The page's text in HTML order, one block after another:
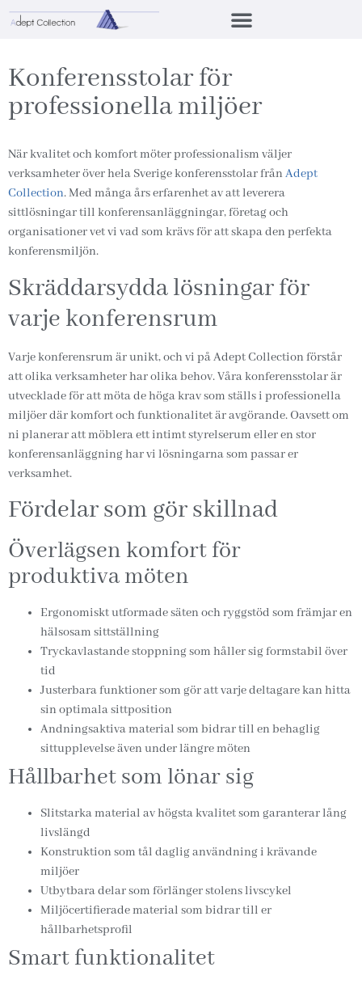
Konferensstolar för
professionella miljöer
När kvalitet och komfort möter professionalism väljer
verksamheter över hela Sverige konferensstolar frånAdept
Collection. Med många års erfarenhet av att leverera
sittlösningar till konferensanläggningar, företag och
organisationer vet vi vad som krävs för att skapa den perfekta
konferensmiljön.
Skräddarsydda lösningar för
varje konferensrum
Varje konferensrum är unikt, och vi på Adept Collection förstår
att olika verksamheter har olika behov. Våra konferensstolar är
utvecklade för att möta de höga krav som ställs i professionella
miljöer där komfort och funktionalitet är avgörande. Oavsett om
ni planerar att möblera ett intimt styrelserum eller en stor
konferensanläggning har vi lösningarna som passar er
verksamhet.
Fördelar som gör skillnad
Överlägsen komfort för
produktiva möten
Ergonomiskt utformade säten och ryggstöd som främjar en
hälsosam sittställning
Tryckavlastande stoppning som håller sig formstabil över
tid
Justerbara funktioner som gör att varje deltagare kan hitta
sin optimala sittposition
Andningsaktiva material som bidrar till en behaglig
sittupplevelse även under längre möten
Hållbarhet som lönar sig
Slitstarka material av högsta kvalitet som garanterar lång
livslängd
Konstruktion som tål daglig användning i krävande
miljöer
Utbytbara delar som förlänger stolens livscykel
Miljöcertifierade material som bidrar till er
hållbarhetsprofil
Smart funktionalitet